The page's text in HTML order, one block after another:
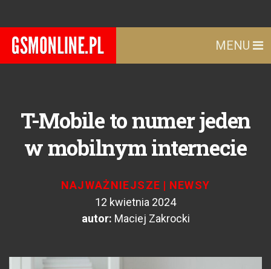
MENU
T-Mobile to numer jeden
w mobilnym internecie
NAJWAŻNIEJSZE | NEWSY
12 kwietnia 2024
autor: Maciej Zakrocki